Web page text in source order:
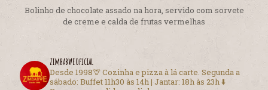
Bolinho de chocolate assado na hora, servido com sorvete
de creme e calda de frutas vermelhas
zimbabweoficial
Desde 1998🦒Cozinha e pizza à lá carte. Segunda a
sábado: Buffet 11h30 às 14h | Jantar: 18h às 23h⬇️